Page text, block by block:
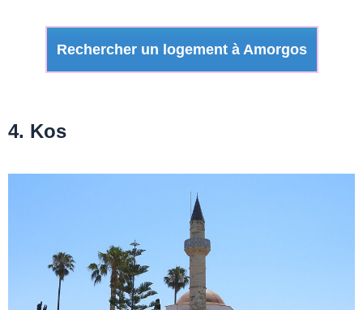
Rechercher un logement à Amorgos
4. Kos